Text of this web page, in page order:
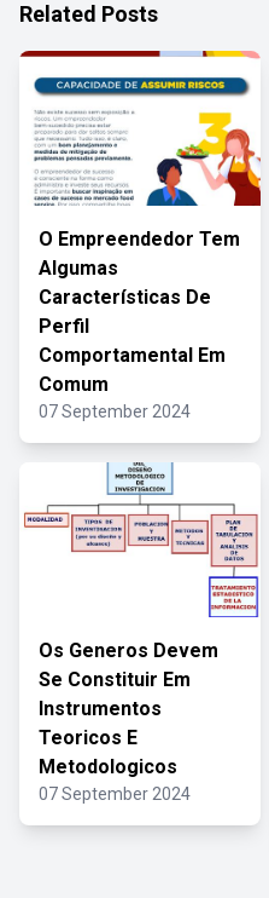
Related Posts
O Empreendedor Tem
Algumas
Características De
Perfil
Comportamental Em
Comum
07 September 2024
Os Generos Devem
Se Constituir Em
Instrumentos
Teoricos E
Metodologicos
07 September 2024